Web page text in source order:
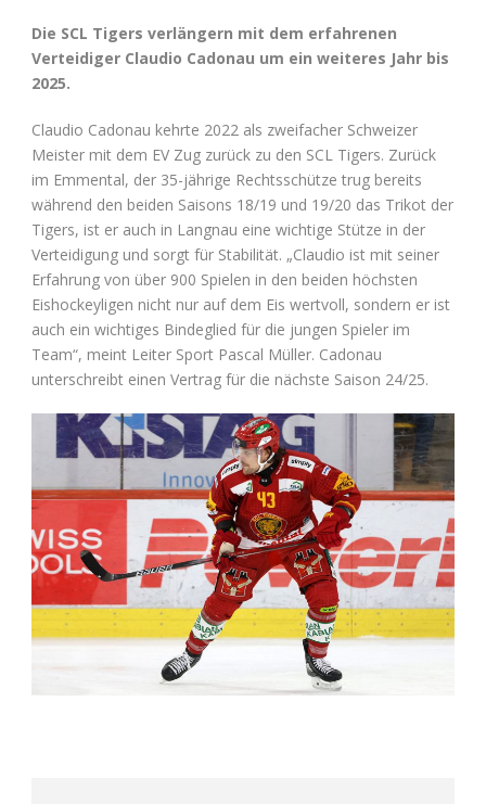
Die SCL Tigers verlängern mit dem erfahrenen
Verteidiger Claudio Cadonau um ein weiteres Jahr bis
2025.
Claudio Cadonau kehrte 2022 als zweifacher Schweizer
Meister mit dem EV Zug zurück zu den SCL Tigers. Zurück
im Emmental, der 35-jährige Rechtsschütze trug bereits
während den beiden Saisons 18/19 und 19/20 das Trikot der
Tigers, ist er auch in Langnau eine wichtige Stütze in der
Verteidigung und sorgt für Stabilität. „Claudio ist mit seiner
Erfahrung von über 900 Spielen in den beiden höchsten
Eishockeyligen nicht nur auf dem Eis wertvoll, sondern er ist
auch ein wichtiges Bindeglied für die jungen Spieler im
Team“, meint Leiter Sport Pascal Müller. Cadonau
unterschreibt einen Vertrag für die nächste Saison 24/25.